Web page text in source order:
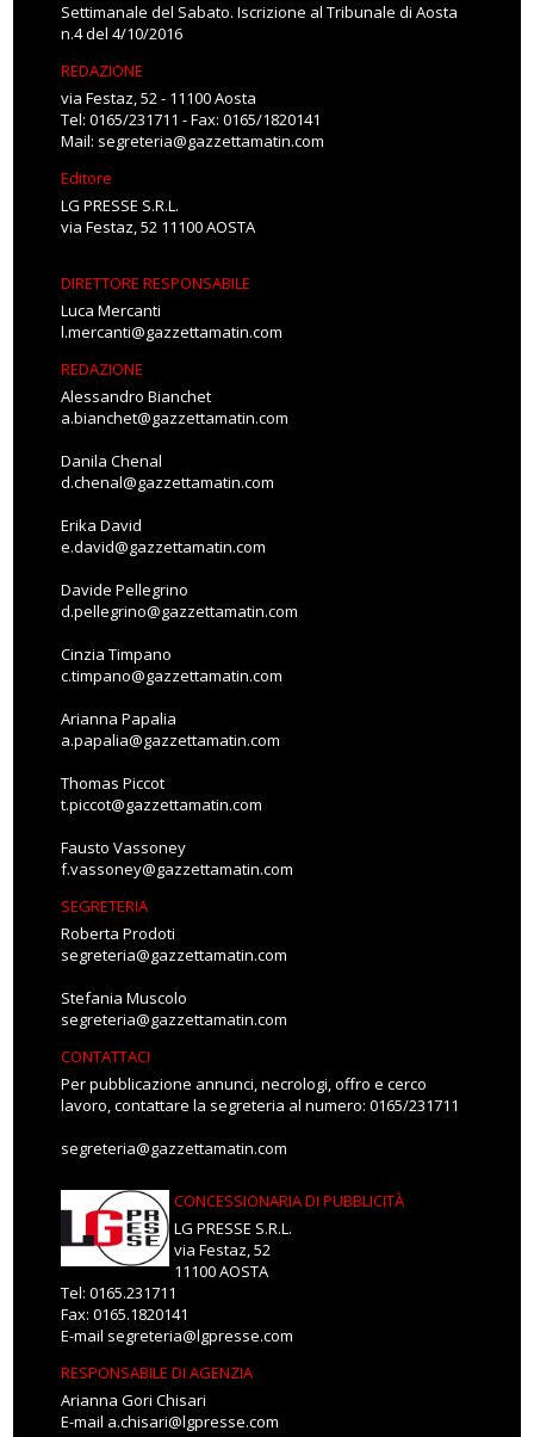
Settimanale del Sabato. Iscrizione al Tribunale di Aosta
n.4 del 4/10/2016
REDAZIONE
via Festaz, 52 - 11100 Aosta
Tel: 0165/231711 - Fax: 0165/1820141
Mail: segreteria@gazzettamatin.com
Editore
LG PRESSE S.R.L.
via Festaz, 52 11100 AOSTA
DIRETTORE RESPONSABILE
Luca Mercanti
l.mercanti@gazzettamatin.com
REDAZIONE
Alessandro Bianchet
a.bianchet@gazzettamatin.com
Danila Chenal
d.chenal@gazzettamatin.com
Erika David
e.david@gazzettamatin.com
Davide Pellegrino
d.pellegrino@gazzettamatin.com
Cinzia Timpano
c.timpano@gazzettamatin.com
Arianna Papalia
a.papalia@gazzettamatin.com
Thomas Piccot
t.piccot@gazzettamatin.com
Fausto Vassoney
f.vassoney@gazzettamatin.com
SEGRETERIA
Roberta Prodoti
segreteria@gazzettamatin.com
Stefania Muscolo
segreteria@gazzettamatin.com
CONTATTACI
Per pubblicazione annunci, necrologi, offro e cerco
lavoro, contattare la segreteria al numero: 0165/231711
segreteria@gazzettamatin.com
CONCESSIONARIA DI PUBBLICITÀ
LG PRESSE S.R.L.
via Festaz, 52
11100 AOSTA
Tel: 0165.231711
Fax: 0165.1820141
E-mail segreteria@lgpresse.com
RESPONSABILE DI AGENZIA
Arianna Gori Chisari
E-mail a.chisari@lgpresse.com